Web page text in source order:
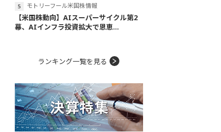
モトリーフール米国株情報
【米国株動向】AIスーパーサイクル第2
幕、AIインフラ投資拡大で恩恵...
ランキング一覧を見る